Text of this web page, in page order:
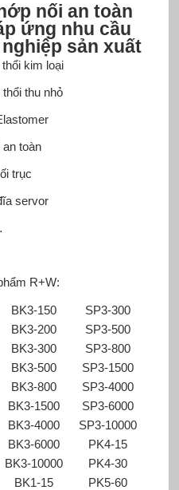
nối an toàn
ứng nhu cầu
sản xuất
kim loại
thu nhỏ
toàn
trục
servor
R+W:
BK3-150
SP3-300
BK3-200
SP3-500
BK3-300
SP3-800
BK3-500
SP3-1500
BK3-800
SP3-4000
BK3-1500
SP3-6000
BK3-4000
SP3-10000
BK3-6000
PK4-15
BK3-10000
PK4-30
BK1-15
PK5-60